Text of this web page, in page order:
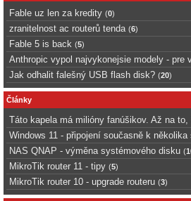
Fable uz len za kredity (0)
zranitelnost ac routerů tenda (6)
Fable 5 is back (5)
Anthropic vypol najvykonejsie modely - pre
Jak odhalit falešný USB flash disk? (20)
Články
Táto kapela má milióny fanúšikov. Až na to,
Windows 11 - připojení současně k
NAS QNAP - výměna systémového disku (
MikroTik router 11 - tipy (5)
MikroTik router 10 - upgrade routeru (3)